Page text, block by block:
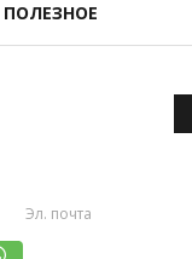
ПОЛЕЗНОЕ
Эл. почта